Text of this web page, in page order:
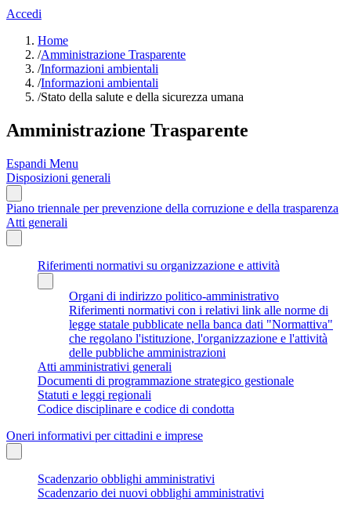
Accedi
Home
/Amministrazione Trasparente
/Informazioni ambientali
/Informazioni ambientali
/Stato della salute e della sicurezza umana
Amministrazione Trasparente
Espandi Menu
Disposizioni generali
Piano triennale per prevenzione della corruzione e della trasparenza
Atti generali
Riferimenti normativi su organizzazione e attività
Organi di indirizzo politico-amministrativo
Riferimenti normativi con i relativi link alle norme di
legge statale pubblicate nella banca dati "Normattiva"
che regolano l'istituzione, l'organizzazione e l'attività
delle pubbliche amministrazioni
Atti amministrativi generali
Documenti di programmazione strategico gestionale
Statuti e leggi regionali
Codice disciplinare e codice di condotta
Oneri informativi per cittadini e imprese
Scadenzario obblighi amministrativi
Scadenzario dei nuovi obblighi amministrativi